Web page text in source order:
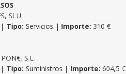
SLU
Tipo: Servicios | Importe: 310 €
S.L.
Tipo: Suministros | Importe: 604,5 €